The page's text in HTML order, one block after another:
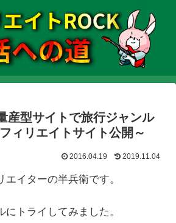
産型サイトで旅行ジャンル
ィリエイトサイト公開～
2016.04.19 2019.11.04
エイターの半兵衛です。
にトライしてみました。